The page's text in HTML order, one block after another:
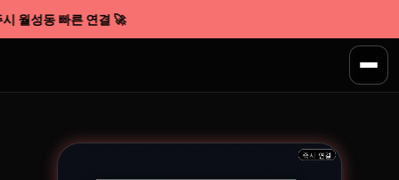
월성동 빠른 연결 🚀